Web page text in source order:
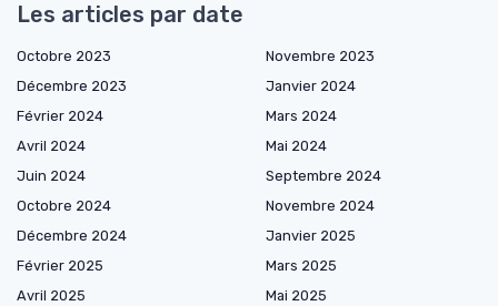
Les articles par date
Octobre 2023
Novembre 2023
Décembre 2023
Janvier 2024
Février 2024
Mars 2024
Avril 2024
Mai 2024
Juin 2024
Septembre 2024
Octobre 2024
Novembre 2024
Décembre 2024
Janvier 2025
Février 2025
Mars 2025
Avril 2025
Mai 2025